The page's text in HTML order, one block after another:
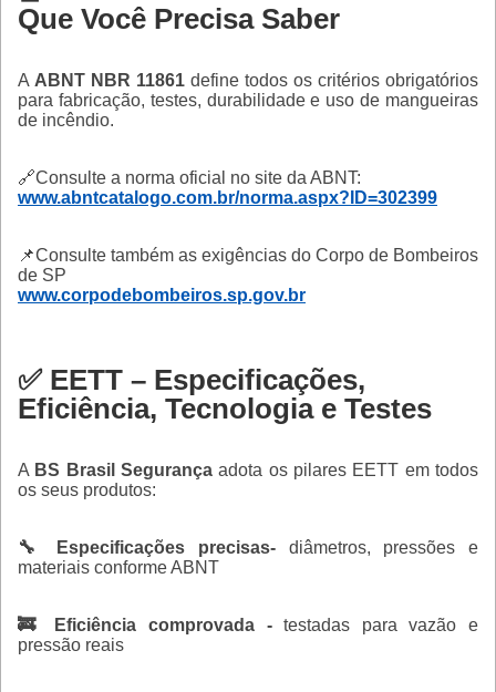
Que Você Precisa Saber
A ABNT NBR 11861 define todos os critérios obrigatórios
para fabricação, testes, durabilidade e uso de mangueiras
de incêndio.
🔗Consulte a norma oficial no site da ABNT:
www.abntcatalogo.com.br/norma.aspx?ID=302399
📌Consulte também as exigências do Corpo de Bombeiros
de SP
www.corpodebombeiros.sp.gov.br
✅ EETT – Especificações,
Eficiência, Tecnologia e Testes
A BS Brasil Segurança adota os pilares EETT em todos
os seus produtos:
🔧 Especificações precisas- diâmetros, pressões e
materiais conforme ABNT
🚒 Eficiência comprovada -testadas para vazão e
pressão reais